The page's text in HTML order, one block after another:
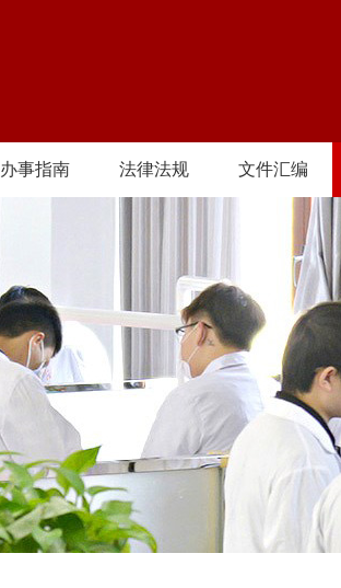
办事指南 法律法规 文件汇编